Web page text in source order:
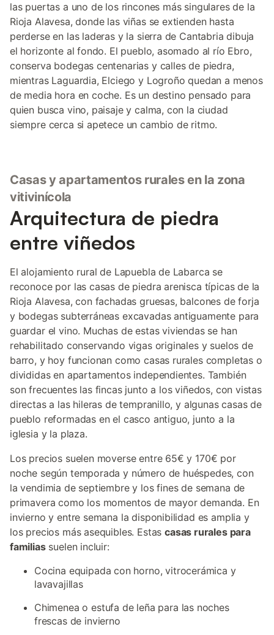
las puertas a uno de los rincones más singulares de la
Rioja Alavesa, donde las viñas se extienden hasta
perderse en las laderas y la sierra de Cantabria dibuja
el horizonte al fondo. El pueblo, asomado al río Ebro,
conserva bodegas centenarias y calles de piedra,
mientras Laguardia, Elciego y Logroño quedan a menos
de media hora en coche. Es un destino pensado para
quien busca vino, paisaje y calma, con la ciudad
siempre cerca si apetece un cambio de ritmo.
Casas y apartamentos rurales en la zona
vitivinícola
Arquitectura de piedra
entre viñedos
El alojamiento rural de Lapuebla de Labarca se
reconoce por las casas de piedra arenisca típicas de la
Rioja Alavesa, con fachadas gruesas, balcones de forja
y bodegas subterráneas excavadas antiguamente para
guardar el vino. Muchas de estas viviendas se han
rehabilitado conservando vigas originales y suelos de
barro, y hoy funcionan como casas rurales completas o
divididas en apartamentos independientes. También
son frecuentes las fincas junto a los viñedos, con vistas
directas a las hileras de tempranillo, y algunas casas de
pueblo reformadas en el casco antiguo, junto a la
iglesia y la plaza.
Los precios suelen moverse entre 65€ y 170€ por
noche según temporada y número de huéspedes, con
la vendimia de septiembre y los fines de semana de
primavera como los momentos de mayor demanda. En
invierno y entre semana la disponibilidad es amplia y
los precios más asequibles. Estascasas rurales para
familiassuelen incluir:
Cocina equipada con horno, vitrocerámica y
lavavajillas
Chimenea o estufa de leña para las noches
frescas de invierno